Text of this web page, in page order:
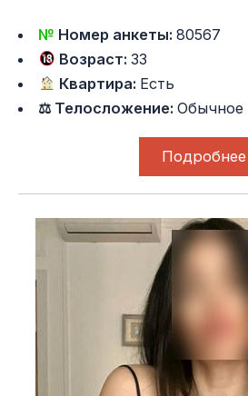
№ Номер анкеты:80567
Возраст:33
Квартира: Есть
⚖ Телосложение:Обычное
Подробнее